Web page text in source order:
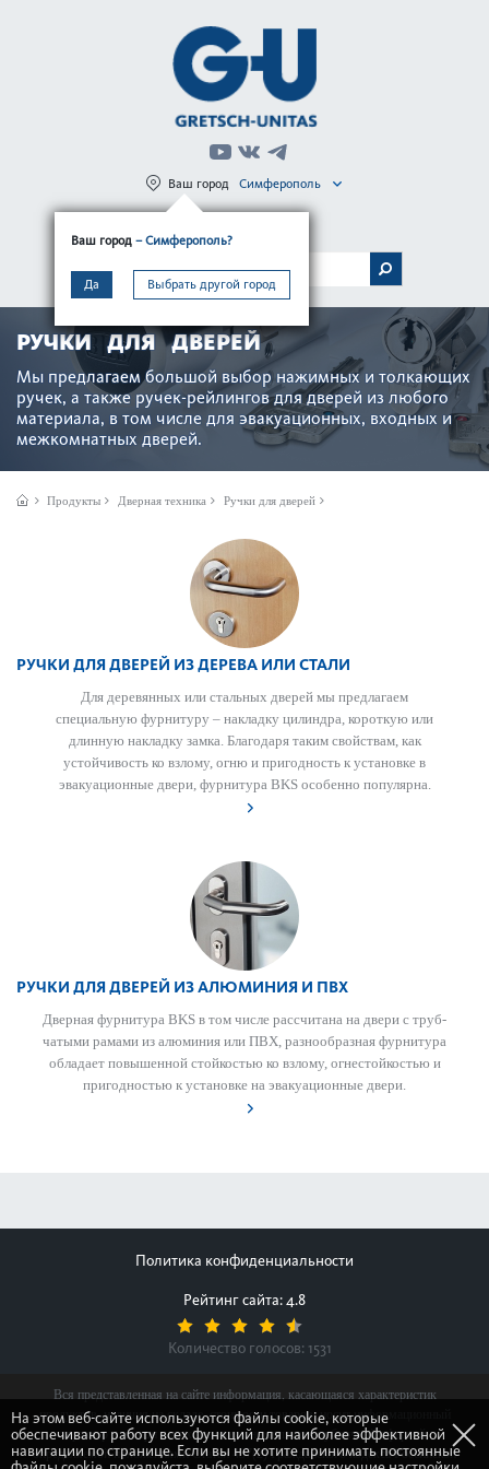
Ваш город – Симферополь?
Да Выбрать другой город
Ваш город Симферополь
МЕНЮ
РУЧКИ ДЛЯ ДВЕРЕЙ
Мы предлагаем большой выбор нажимных и тол­кающих
ручек, а также ручек-рейлингов для дверей из любого
материала, в том числе для эвакуацио­нных, входных и
межкомнатных дверей.
Продукты Дверная техника Ручки для дверей
РУЧКИ ДЛЯ ДВЕРЕЙ ИЗ ДЕРЕВА ИЛИ СТАЛИ
Для дер­евянных или стальных дверей мы предлагаем
специальную фурнитуру – накладку цилиндра, кор­откую или
длинную накладку замка. Благодаря таким свойствам, как
устойчив­ость ко взлому, огню и пригодн­ость к установке в
эвакуацио­нные двери, фурнитура BKS особенно популярна.
РУЧКИ ДЛЯ ДВЕРЕЙ ИЗ АЛЮМИНИЯ И ПВХ
Дверная фурнитура BKS в том числе рассчитана на двери с труб­
чатыми рамами из алюминия или ПВХ, разнообразная фурнитура
обладает повышенной стой­костью ко взлому, огн­ес­той­костью и
пригодн­остью к установке на эвакуацио­нные двери.
Политика конфиденциальности
Рейтинг сайта: 4.8
Количество голосов: 1531
Вся представленная на сайте информация, касающаяся характеристик
продуктов, наличия на складе, стоимости товаров, носит информационный
характер и ни при каких условиях не является публичной офертой,
определяемой положениями Статьи 437(2) Гражданского кодекса Российской
На этом веб-сайте используются файлы cookie, которые
обеспечивают работу всех функций для наиболее эффективной
навигации по странице. Если вы не хотите принимать постоянные